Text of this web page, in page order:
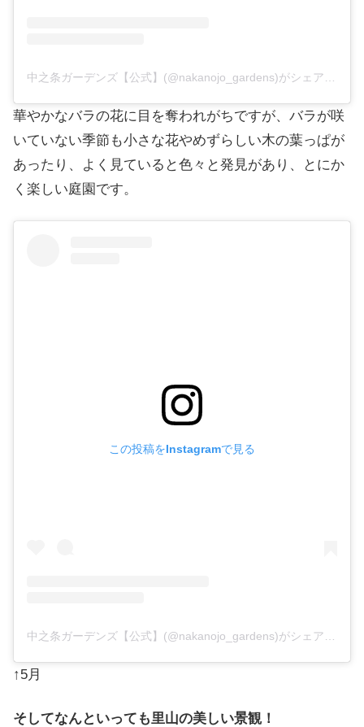
中之条ガーデンズ【公式】(@nakanojo_gardens)がシェアした投稿
華やかなバラの花に目を奪われがちですが、バラが咲
いていない季節も小さな花やめずらしい木の葉っぱが
あったり、よく見ていると色々と発見があり、とにか
く楽しい庭園です。
この投稿をInstagramで見る
↑5月
そしてなんといっても里山の美しい景観！